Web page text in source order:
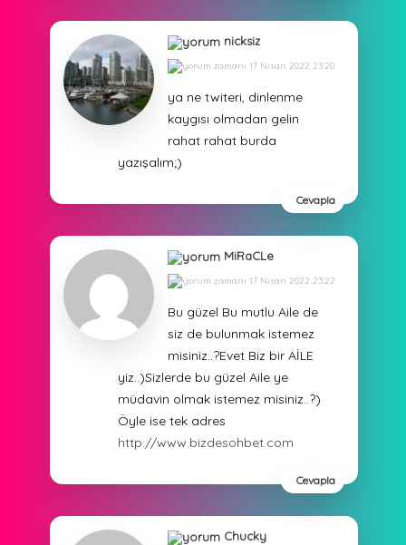
nicksiz
17 Nisan 2022 23:20
ya ne twiteri, dinlenme
kaygısı olmadan gelin
rahat rahat burda
yazışalım;)
Cevapla
MiRaCLe
17 Nisan 2022 23:22
Bu güzel Bu mutlu Aile de
siz de bulunmak istemez
misiniz..?Evet Biz bir AİLE
yiz..)Sizlerde bu güzel Aile ye
müdavin olmak istemez misiniz..?)
Öyle ise tek adres
http://www.bizdesohbet.com
Cevapla
Chucky